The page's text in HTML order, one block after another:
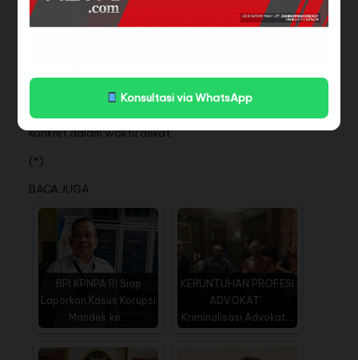
Konsultasi via WhatsApp
tarik kembali kasus-kasus ini ke pusat dan tangani
langsung di Jampidsus,” tandasnya.
mengawal kasus-kasus tersebut hingga tuntas dan
membuka opsi melaporkan dugaan pembiaran hukum ini ke
Presiden RI serta Komisi III DPR RI jika tidak ada langkah
konkret dalam waktu dekat.
(*)
BACA JUGA
BPI KPNPA RI Siap
Laporkan Kasus Korupsi
Mandek ke…
KERUNTUHAN PROFESI
ADVOKAT' :
Kriminalisasi Advokat…